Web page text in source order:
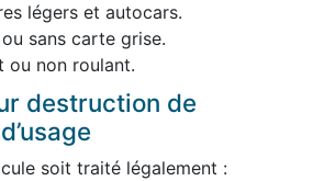
légers et autocars.
sans carte grise.
ou non roulant.
destruction de
soit traité légalement :